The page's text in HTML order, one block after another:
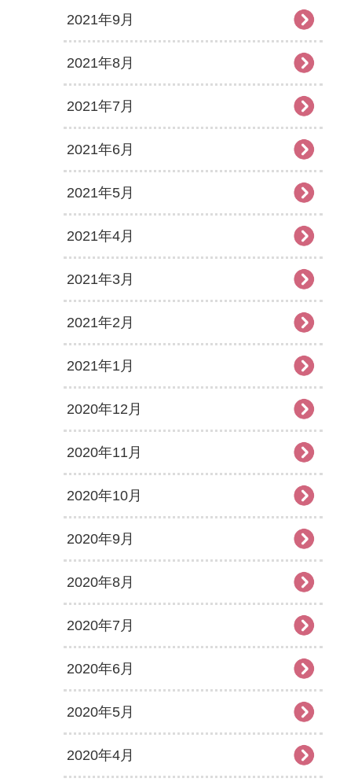
2021年9月
2021年8月
2021年7月
2021年6月
2021年5月
2021年4月
2021年3月
2021年2月
2021年1月
2020年12月
2020年11月
2020年10月
2020年9月
2020年8月
2020年7月
2020年6月
2020年5月
2020年4月